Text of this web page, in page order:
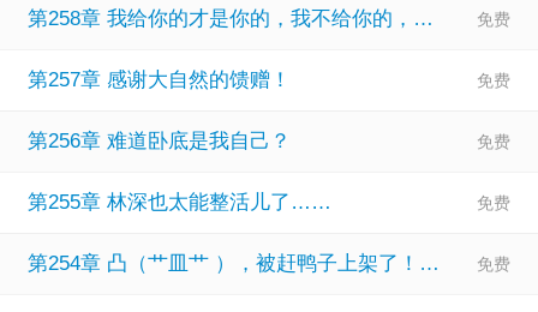
第258章 我给你的才是你的，我不给你的，你不能抢！！！
第257章 感谢大自然的馈赠！
第256章 难道卧底是我自己？
第255章 林深也太能整活儿了……
第254章 凸（艹皿艹 ），被赶鸭子上架了！！！